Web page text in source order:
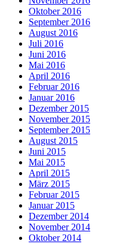
Oktober 2016
September 2016
August 2016
Juli 2016
Juni 2016
Mai 2016
April 2016
Februar 2016
Januar 2016
Dezember 2015
November 2015
September 2015
August 2015
Juni 2015
Mai 2015
April 2015
März 2015
Februar 2015
Januar 2015
Dezember 2014
November 2014
Oktober 2014